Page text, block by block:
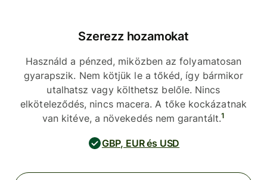
Szerezz hozamokat
Használd a pénzed, miközben az folyamatosan
gyarapszik. Nem kötjük le a tőkéd, így bármikor
utalhatsz vagy költhetsz belőle. Nincs
elköteleződés, nincs macera. A tőke kockázatnak
van kitéve, a növekedés nem garantált.1
GBP, EUR és USD